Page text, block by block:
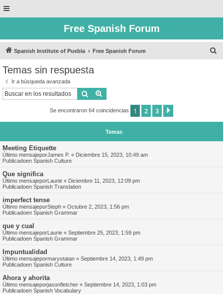
Free Spanish Forum
Spanish Institute of Puebla Free Spanish Forum
Temas sin respuesta
Ir a búsqueda avanzada
Buscar
Se encontraron 64 coincidencias 1 2 3
Temas
Meeting Etiquette
Último mensajeporJames P. « Diciembre 15, 2023, 10:49 am
Publicadoen Spanish Culture
Que significa
Último mensajeporLaurie « Diciembre 11, 2023, 12:09 pm
Publicadoen Spanish Translation
imperfect tense
Último mensajeporSteph « Octubre 2, 2023, 1:56 pm
Publicadoen Spanish Grammar
que y cual
Último mensajeporLaurie « Septiembre 25, 2023, 1:59 pm
Publicadoen Spanish Grammar
Impuntualidad
Último mensajepormarystatan « Septiembre 14, 2023, 1:49 pm
Publicadoen Spanish Culture
Ahora y ahorita
Último mensajeporjasonfletcher « Septiembre 14, 2023, 1:03 pm
Publicadoen Spanish Vocabulary